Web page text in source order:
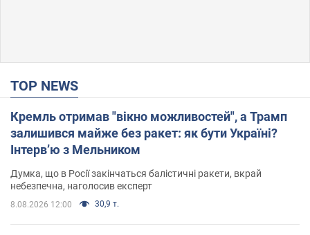
TOP NEWS
Кремль отримав "вікно можливостей", а Трамп
залишився майже без ракет: як бути Україні?
Інтерв’ю з Мельником
Думка, що в Росії закінчаться балістичні ракети, вкрай
небезпечна, наголосив експерт
8.08.2026 12:00 30,9 т.